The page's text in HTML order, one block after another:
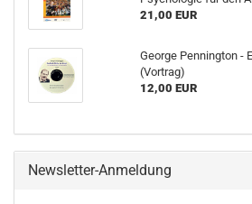
21,00 EUR
George Pennington -
(Vortrag)
12,00 EUR
Newsletter-Anmeldung